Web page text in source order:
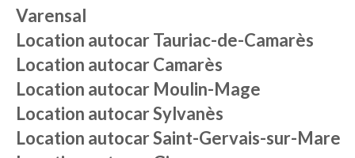
Varensal
Location autocarTauriac-de-Camarès
Location autocarCamarès
Location autocar Moulin-Mage
Location autocarSylvanès
Location autocarSaint-Gervais-sur-Mare